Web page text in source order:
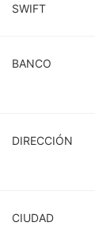
SWIFT
BANCO
DIRECCIÓN
CIUDAD